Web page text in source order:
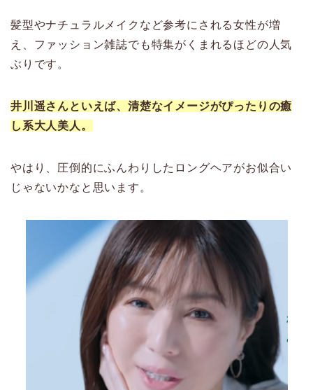
髪型やナチュラルメイクなど参考にされる女性が増
え、ファッション雑誌でも特集がくまれるほどの人気
ぶりです。
井川遥さんといえば、清楚なイメージがぴったりの癒
し系大人美人。
やはり、圧倒的にふんわりしたロングヘアがお似合い
じゃないかなと思います。